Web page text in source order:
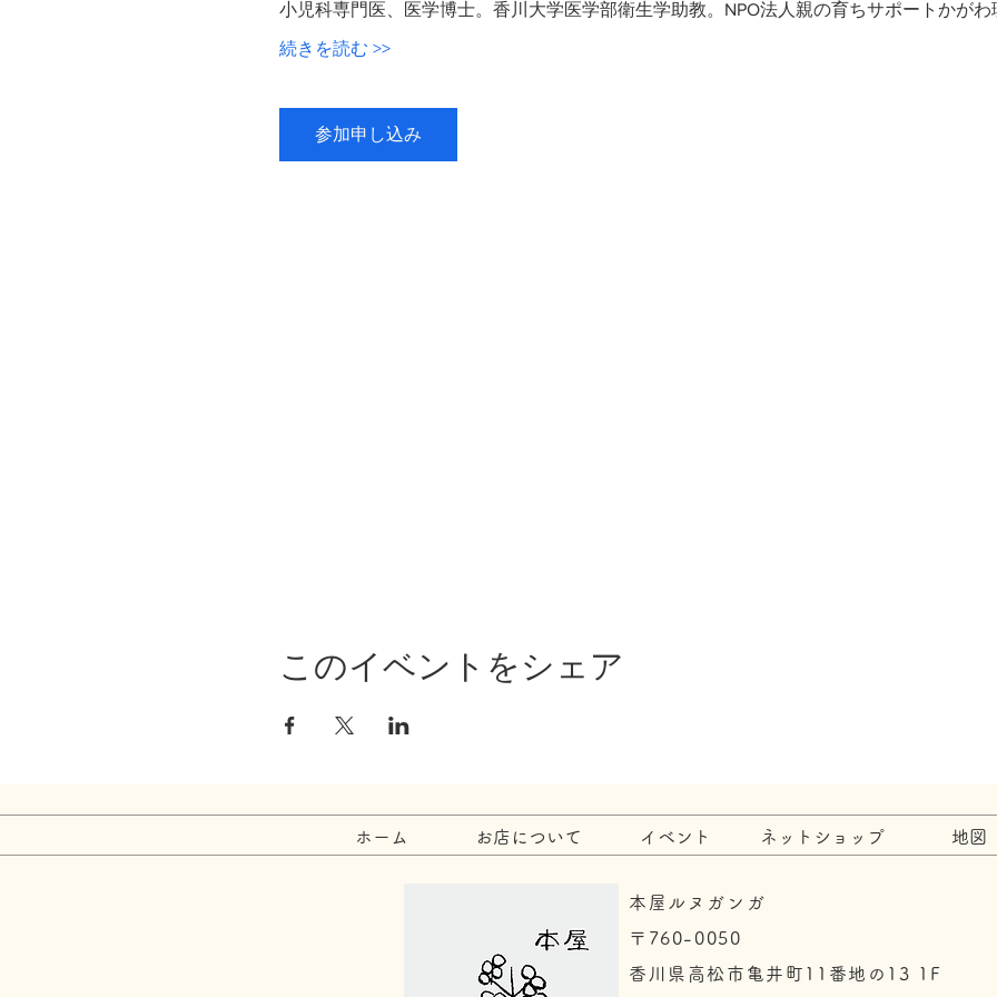
小児科専門医、医学博士。香川大学医学部衛生学助教。NPO法人親の育ちサポートかがわ
続きを読む >>
参加申し込み
このイベントをシェア
ホーム お店について イベント ネットショップ 地図
本屋ルヌガンガ
〒760-0050​
香川県高松市亀井町11番地の13 1F